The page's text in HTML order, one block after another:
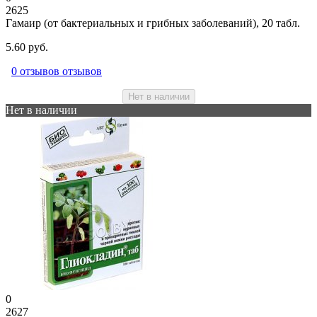
2625
Гамаир (от бактериальных и грибных заболеваний), 20 табл.
5.60 руб.
0 отзывов отзывов
Нет в наличии
Нет в наличии
0
2627